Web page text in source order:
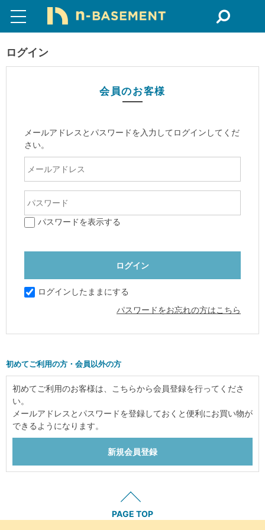
ログイン
会員のお客様
メールアドレスとパスワードを入力してログインしてくだ
さい。
パスワードを表示する
ログインしたままにする
パスワードをお忘れの方はこちら
初めてご利用の方・会員以外の方
初めてご利用のお客様は、こちらから会員登録を行ってくださ
い。
メールアドレスとパスワードを登録しておくと便利にお買い物が
できるようになります。
PAGE TOP